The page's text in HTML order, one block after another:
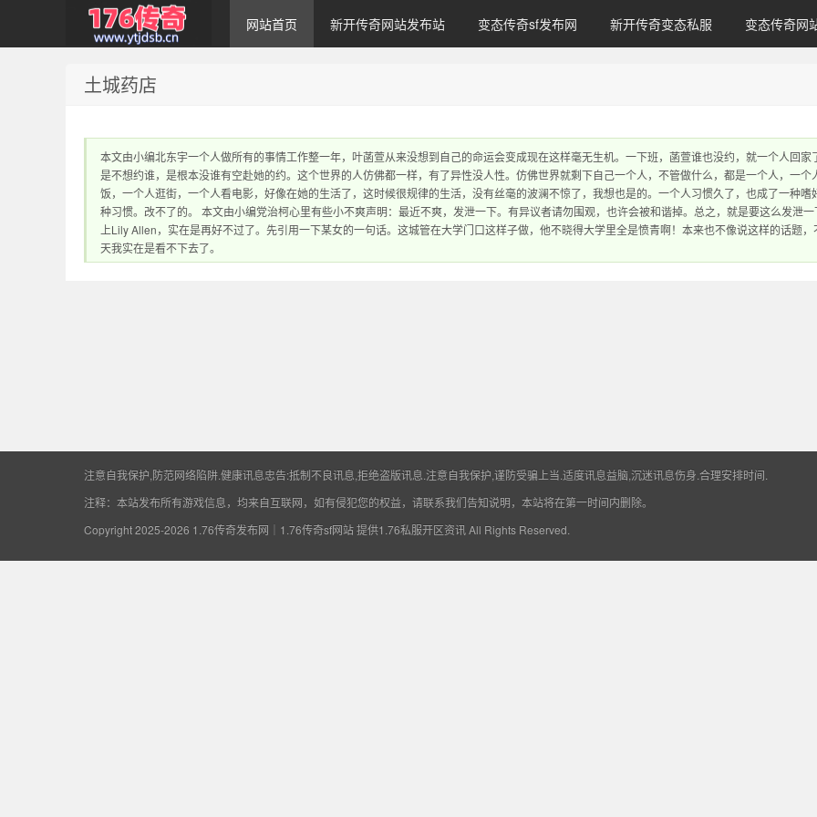
1.76传奇发布网｜
供1.76私服开区资
网站首页 新开传奇网站发布站 变态传奇sf发布网 新开传奇变态私服 变态传奇网
土城药店
本文由小编北东宇一个人做所有的事情工作整一年，叶菡萱从来没想到自己的命运会变成现在这样毫无生机。一下班，菡萱谁也没约，就一个人回家
是不想约谁，是根本没谁有空赴她的约。这个世界的人仿佛都一样，有了异性没人性。仿佛世界就剩下自己一个人，不管做什么，都是一个人，一个
饭，一个人逛街，一个人看电影，好像在她的生活了，这时候很规律的生活，没有丝毫的波澜不惊了，我想也是的。一个人习惯久了，也成了一种嗜
种习惯。改不了的。 本文由小编党治柯心里有些小不爽声明：最近不爽，发泄一下。有异议者请勿围观，也许会被和谐掉。总之，就是要这么发泄一
上Lily Allen，实在是再好不过了。先引用一下某女的一句话。这城管在大学门口这样子做，他不晓得大学里全是愤青啊！本来也不像说这样的话题，
天我实在是看不下去了。
注意自我保护,防范网络陷阱.健康讯息忠告:抵制不良讯息,拒绝盗版讯息.注意自我保护,谨防受骗上当.适度讯息益脑,沉迷讯息伤身.合理安排时间.
注释：本站发布所有游戏信息，均来自互联网，如有侵犯您的权益，请联系我们告知说明，本站将在第一时间内删除。
Copyright 2025-2026 1.76传奇发布网｜1.76传奇sf网站 提供1.76私服开区资讯All Rights Reserved.